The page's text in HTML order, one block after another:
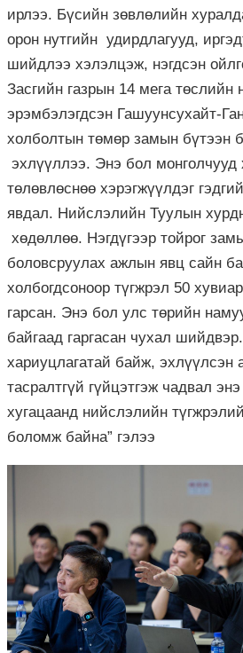
ирлээ. Бүсийн зөвлөлийн
орон нутгийн удирдлагууд,
шийдлээ хэлэлцэж, нэгдсэн
Засгийн газрын 14 мега төслийн
эрэмбэлэгдсэн Гашуунсухайт-
холболтын төмөр замын бүтээн
эхлүүллээ. Энэ бол монголчууд
төлөвлөснөө хэрэгжүүлдэг
явдал. Нийслэлийн Туулын
хөдөллөө. Нэгдүгээр тойрог
боловсруулах ажлын явц сайн
холбогдсоноор түгжрэл 50
гарсан. Энэ бол улс төрийн
байгаад гаргасан чухал
хариуцлагатай байж, эхлүүлсэн
тасралтгүй гүйцэтгэж чадвал
хугацаанд нийслэлийн
боломж байна” гэлээ